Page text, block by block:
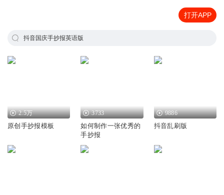
打开APP
抖音国庆手抄报英语版
2.5万
原创手抄报模板
3733
如何制作一张优秀的
手抄报
9886
抖音乱刷版